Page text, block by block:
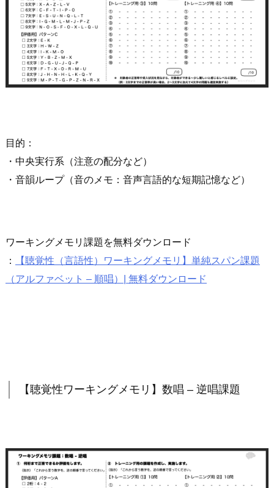
目的：
・中央実行系（注意の配分など）
・音韻ループ（音のメモ：音声言語的な短期記憶など）
ワーキングメモリ課題を無料ダウンロード
：
【聴覚性（言語性）ワーキングメモリ】単純スパン課題
（アルファベット – 順唱）| 無料ダウンロード
【聴覚性ワーキングメモリ】数唱 – 逆唱課題